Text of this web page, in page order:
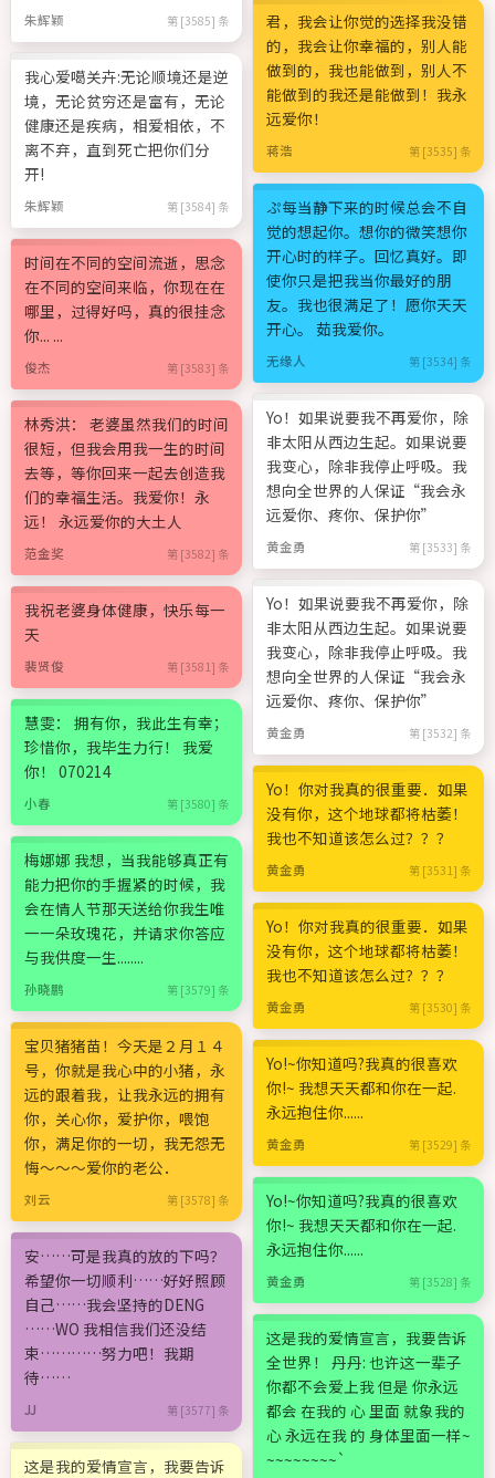
朱辉颖 第 [3585] 条
我心爱噶关卉:无论顺境还是逆
境，无论贫穷还是富有，无论
健康还是疾病，相爱相依，不
离不弃，直到死亡把你们分
开!
朱辉颖 第 [3584] 条
时间在不同的空间流逝，思念
在不同的空间来临，你现在在
哪里，过得好吗，真的很挂念
你... ...
俊杰 第 [3583] 条
林秀洪： 老婆虽然我们的时间
很短，但我会用我一生的时间
去等，等你回来一起去创造我
们的幸福生活。我爱你！永
远！ 永远爱你的大土人
范金奖 第 [3582] 条
我祝老婆身体健康，快乐每一
天
裴贤俊 第 [3581] 条
慧雯： 拥有你，我此生有幸；
珍惜你，我毕生力行！ 我爱
你！ 070214
小春 第 [3580] 条
梅娜娜 我想，当我能够真正有
能力把你的手握紧的时候，我
会在情人节那天送给你我生唯
一一朵玫瑰花，并请求你答应
与我供度一生........
孙晓鹏 第 [3579] 条
宝贝猪猪苗！今天是２月１４
号，你就是我心中的小猪，永
远的跟着我，让我永远的拥有
你，关心你，爱护你，喂饱
你，满足你的一切，我无怨无
悔～～～爱你的老公．
刘云 第 [3578] 条
安……可是我真的放的下吗？
希望你一切顺利……好好照顾
自己……我会坚持的DENG
……WO 我相信我们还没结
束…………努力吧！我期
待……
JJ 第 [3577] 条
这是我的爱情宣言，我要告诉
君，我会让你觉的选择我没错
的，我会让你幸福的，别人能
做到的，我也能做到，别人不
能做到的我还是能做到！我永
远爱你！
蒋浩 第 [3535] 条
ぷ每当静下来的时候总会不自
觉的想起你。想你的微笑想你
开心时的样子。回忆真好。即
使你只是把我当你最好的朋
友。我也很满足了！愿你天天
开心。 茹我爱你。
无缘人 第 [3534] 条
Yo！如果说要我不再爱你，除
非太阳从西边生起。如果说要
我变心，除非我停止呼吸。我
想向全世界的人保证“我会永
远爱你、疼你、保护你”
黄金勇 第 [3533] 条
Yo！如果说要我不再爱你，除
非太阳从西边生起。如果说要
我变心，除非我停止呼吸。我
想向全世界的人保证“我会永
远爱你、疼你、保护你”
黄金勇 第 [3532] 条
Yo！你对我真的很重要．如果
没有你，这个地球都将枯萎！
我也不知道该怎么过？？？
黄金勇 第 [3531] 条
Yo！你对我真的很重要．如果
没有你，这个地球都将枯萎！
我也不知道该怎么过？？？
黄金勇 第 [3530] 条
Yo!~你知道吗?我真的很喜欢
你!~ 我想天天都和你在一起.
永远抱住你......
黄金勇 第 [3529] 条
Yo!~你知道吗?我真的很喜欢
你!~ 我想天天都和你在一起.
永远抱住你......
黄金勇 第 [3528] 条
这是我的爱情宣言，我要告诉
全世界！ 丹丹: 也许这一辈子
你都不会爱上我 但是 你永远
都会 在我的 心 里面 就象我的
心 永远在我 的 身体里面一样~
~~~~~~~~`